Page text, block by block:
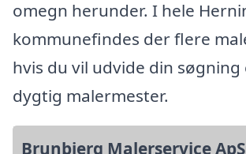
omegn herunder. I hele
kommunefindes der flere
hvis du vil udvide din
dygtig malermester.
Brunbjerg Malerservice ApS